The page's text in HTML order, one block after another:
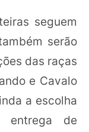
seguem
serão
das raças
e Cavalo
a escolha
entrega de